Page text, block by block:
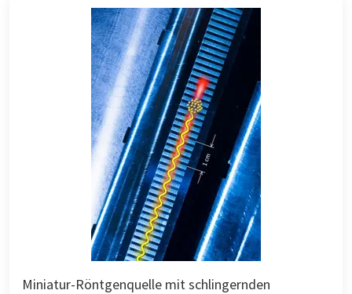
Miniatur-Röntgenquelle mit schlingernden